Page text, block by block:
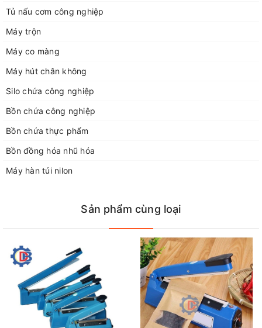
Kích thước tổng: (80Wx210Hx320L)mm
Xuất xứ : Việt Nam
Đặc Điểm Nổi Bật Của Máy Ép Miệng Túi M10 –
200mm
Tủ nấu cơm công nghiệp
Máy trộn
Máy co màng
Máy hút chân không
Silo chứa công nghiệp
Bồn chứa công nghiệp
Bồn chứa thực phẩm
Bồn đồng hóa nhũ hóa
Máy hàn túi nilon
Sản phẩm cùng loại